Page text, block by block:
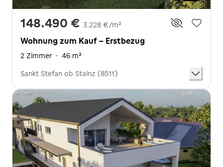
148.490 € 3.228 €/m²
Wohnung zum Kauf - Erstbezug
2 Zimmer · 46 m²
Sankt Stefan ob Stainz (8511)